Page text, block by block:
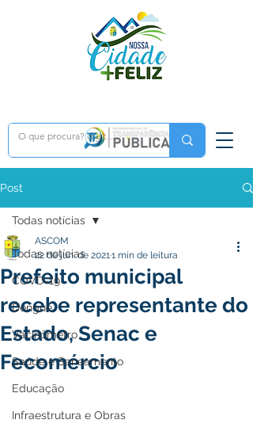
Post
Todas notícias
COVD-19
Dengue
Vacinômetro
Saúde e Saneamento
Educação
Infraestrutura e Obras
Todas notícias
Prefeito municipal
recebe representante do
Estado, Senac e
Fecomércio
ASCOM
22 de jun. de 20211 min de leitura